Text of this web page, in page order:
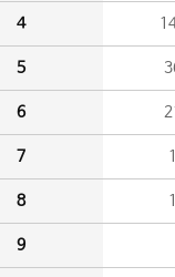
4
5
6
7
8
9